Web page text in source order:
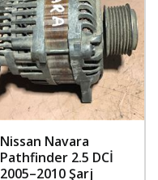
Nissan Navara
Pathfinder 2.5 DCİ
2005–2010 Şarj